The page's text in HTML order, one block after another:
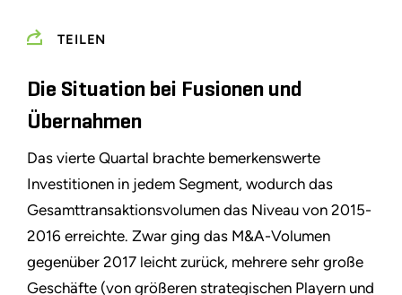
TEILEN
Die Situation bei Fusionen und
Übernahmen
Das vierte Quartal brachte bemerkenswerte
Investitionen in jedem Segment, wodurch das
Gesamttransaktionsvolumen das Niveau von 2015-
2016 erreichte. Zwar ging das M&A-Volumen
gegenüber 2017 leicht zurück, mehrere sehr große
Geschäfte (von größeren strategischen Playern und